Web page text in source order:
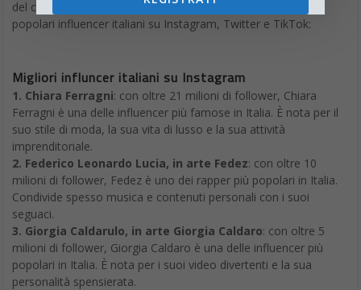
del contenuto, la nicchia di mercato, etc. Ecco alcuni dei più
popolari influencer italiani su Instagram, Twitter e TikTok:
Migliori influncer italiani su Instagram
1. Chiara Ferragni: con oltre 21 milioni di follower, Chiara
Ferragni è una delle influencer più famose in Italia. È nota per il
suo stile di moda, la sua vita di lusso e la sua attività
imprenditoriale.
2. Federico Leonardo Lucia, in arte Fedez: con oltre 10
milioni di follower, Fedez è uno dei rapper più popolari in Italia.
Condivide spesso musica e contenuti personali con i suoi
seguaci.
3. Giorgia Caldarulo, in arte Giorgia Caldaro: con oltre 5
milioni di follower, Giorgia Caldaro è una delle influencer più
popolari in Italia. È nota per i suoi video divertenti e la sua
personalità spensierata.